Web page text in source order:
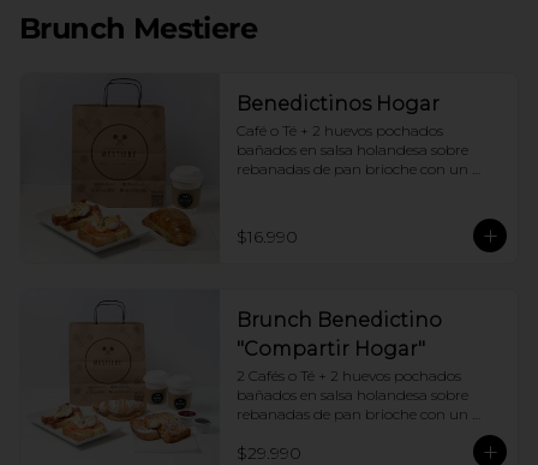
Brunch Mestiere
Benedictinos Hogar
Café o Té + 2 huevos pochados
bañados en salsa holandesa sobre
rebanadas de pan brioche con un
$16.990
Brunch Benedictino
"Compartir Hogar"
2 Cafés o Té + 2 huevos pochados
bañados en salsa holandesa sobre
rebanadas de pan brioche con un
ingrediente de tu elección + Tostadas
francesas + Croissant de tu elección
$29.990